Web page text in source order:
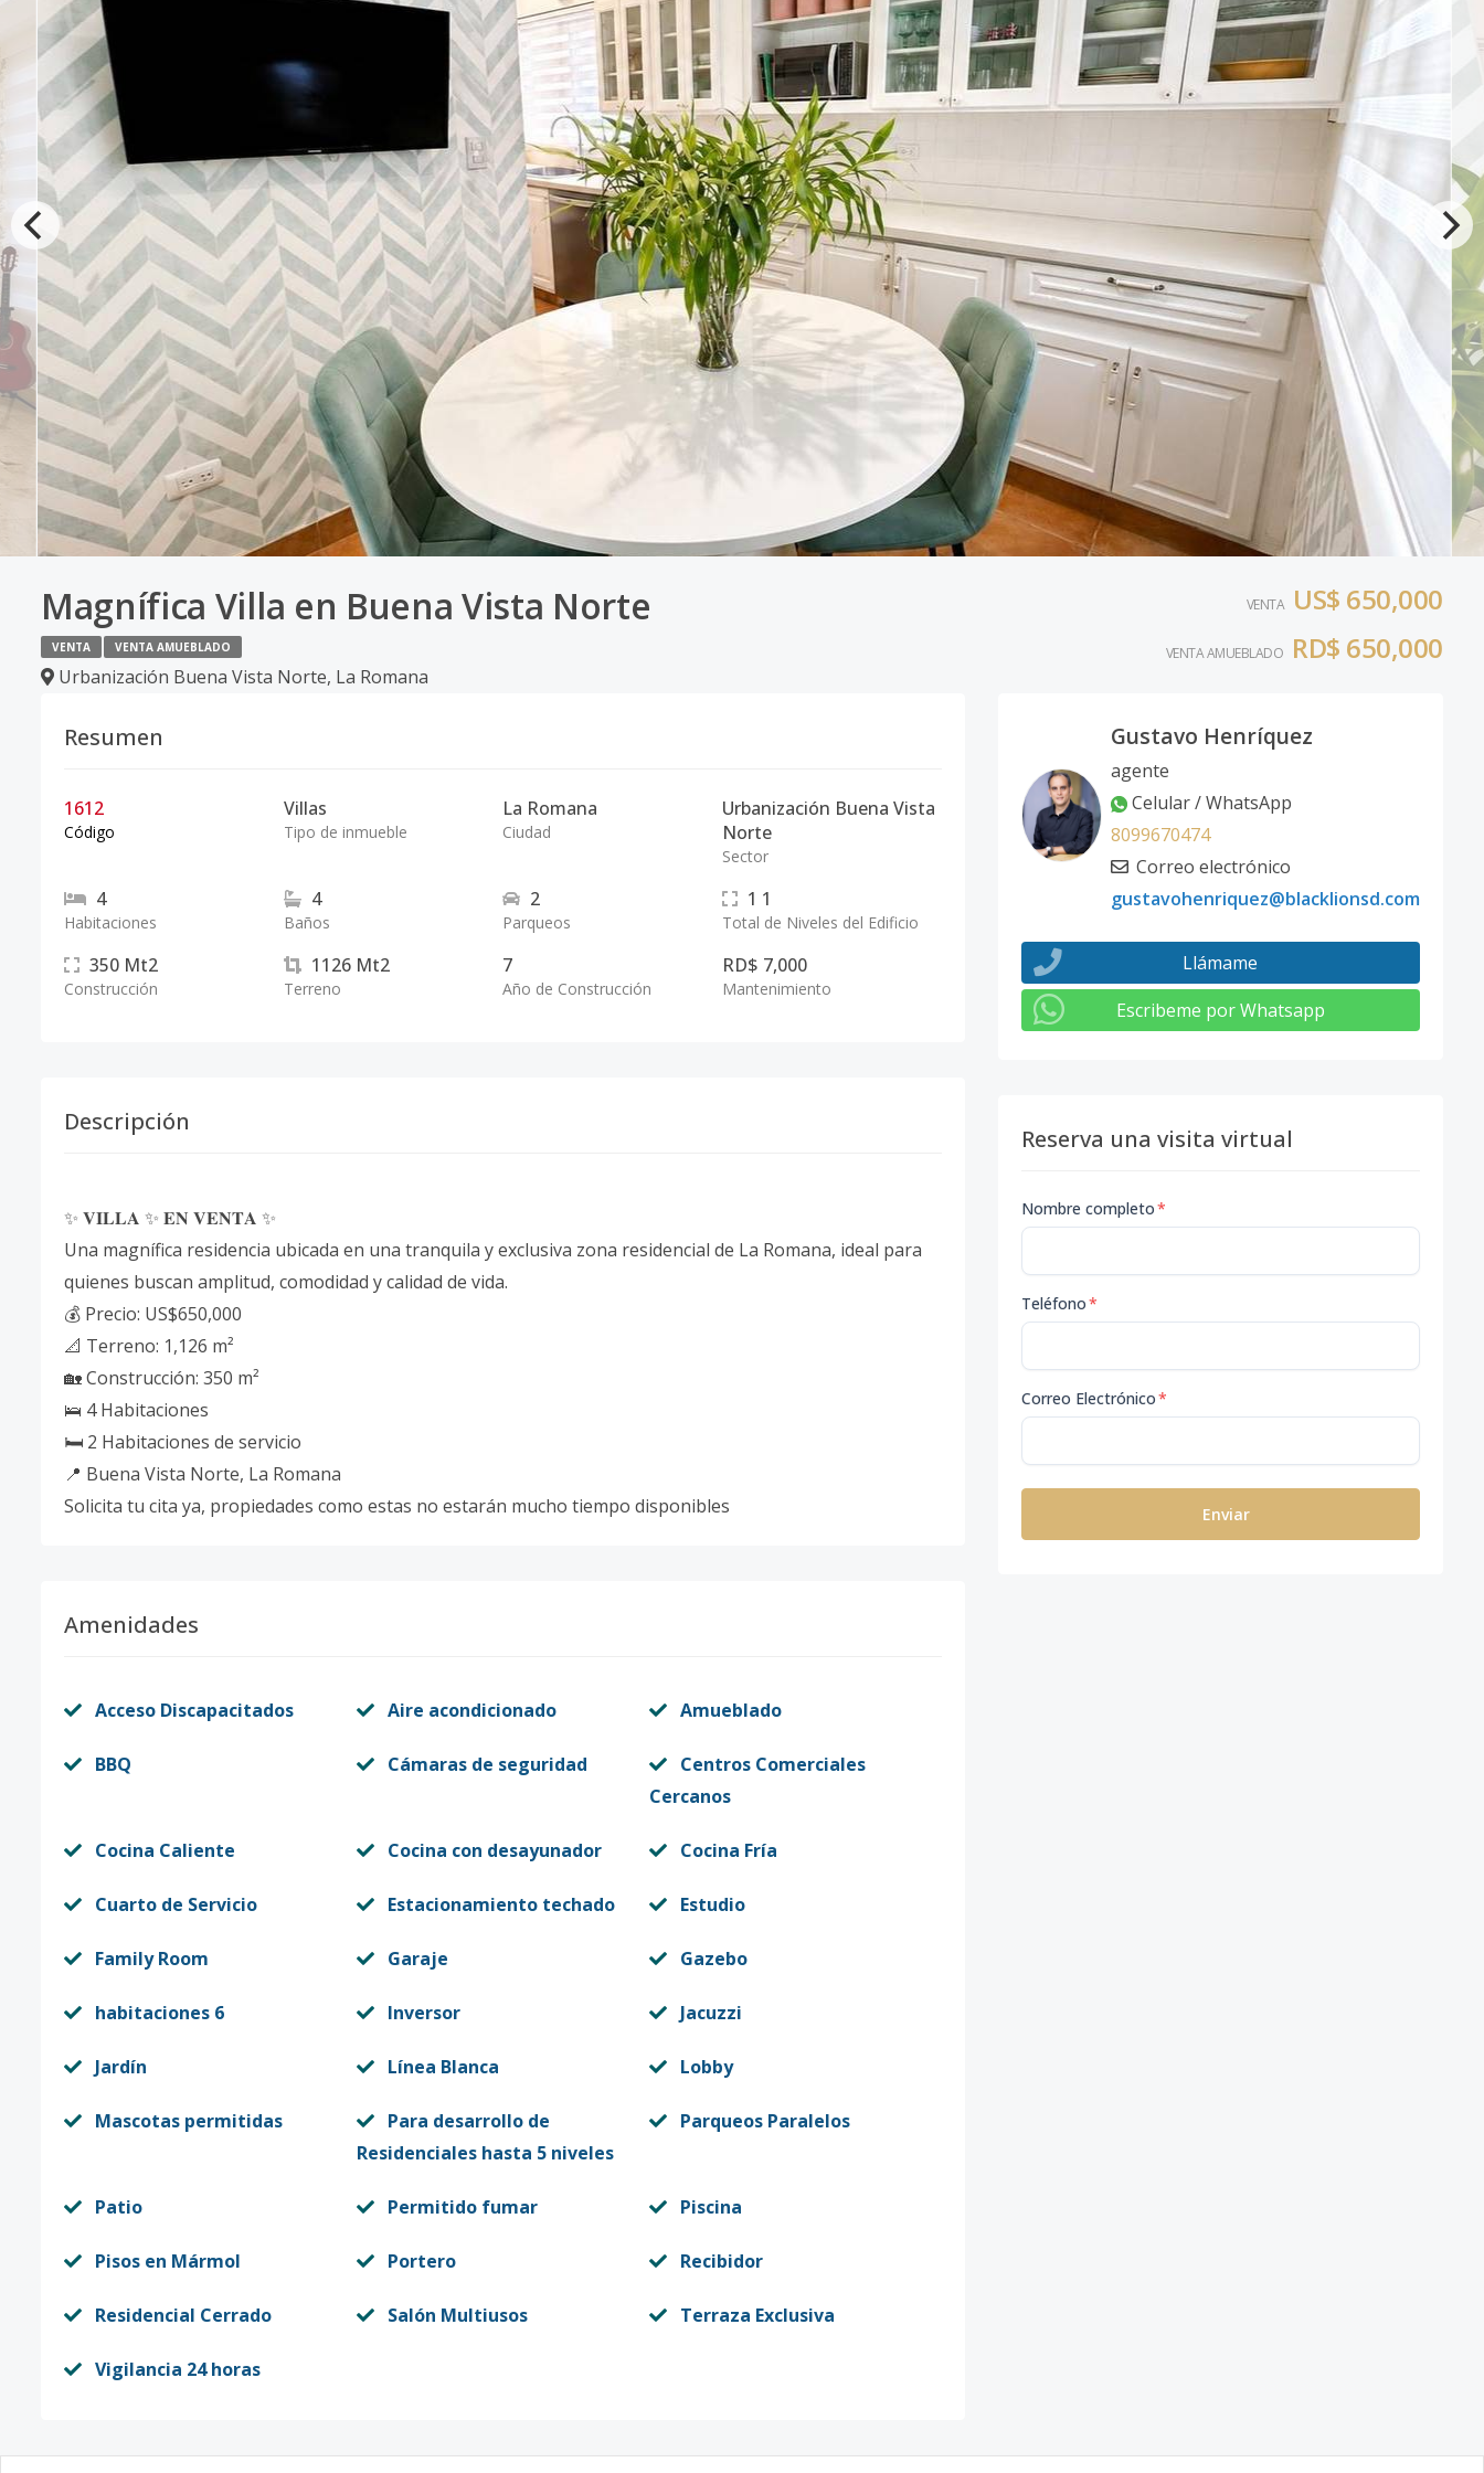
Magnífica Villa en Buena Vista Norte
VENTA VENTA AMUEBLADO
Urbanización Buena Vista Norte, La Romana
VENTA US$ 650,000
VENTA AMUEBLADO RD$ 650,000
Resumen
1612
Código
Villas
Tipo de inmueble
La Romana
Ciudad
Urbanización Buena Vista
Norte
Sector
4
Habitaciones
4
Baños
2
Parqueos
1 1
Total de Niveles del Edificio
350 Mt2
Construcción
1126 Mt2
Terreno
7
Año de Construcción
RD$ 7,000
Mantenimiento
Descripción
✨ 𝐕𝐈𝐋𝐋𝐀 ✨ 𝐄𝐍 𝐕𝐄𝐍𝐓𝐀 ✨
Una magnífica residencia ubicada en una tranquila y exclusiva zona residencial de La Romana, ideal para
quienes buscan amplitud, comodidad y calidad de vida.
💰 Precio: US$650,000
📐 Terreno: 1,126 m²
🏡 Construcción: 350 m²
🛌 4 Habitaciones
🛏️ 2 Habitaciones de servicio
📍 Buena Vista Norte, La Romana
Solicita tu cita ya, propiedades como estas no estarán mucho tiempo disponibles
Amenidades
Acceso Discapacitados Aire acondicionado Amueblado
BBQ Cámaras de seguridad
Centros Comerciales
Cercanos
Cocina Caliente Cocina con desayunador Cocina Fría
Cuarto de Servicio Estacionamiento techado Estudio
Family Room Garaje Gazebo
habitaciones 6 Inversor Jacuzzi
Jardín Línea Blanca Lobby
Mascotas permitidas
Para desarrollo de
Residenciales hasta 5 niveles
Parqueos Paralelos
Patio Permitido fumar Piscina
Pisos en Mármol Portero Recibidor
Residencial Cerrado Salón Multiusos Terraza Exclusiva
Vigilancia 24 horas
Gustavo Henríquez
agente
Celular / WhatsApp
8099670474
Correo electrónico
gustavohenriquez@blacklionsd.com
Llámame
Escribeme por Whatsapp
Reserva una visita virtual
Nombre completo*
Teléfono*
Correo Electrónico*
Enviar